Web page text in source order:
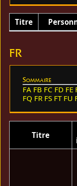
Titre
FR
Sommaire
FA FB FC FD FE
FQ FR FS FT FU
Titre